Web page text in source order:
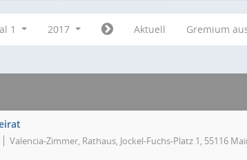
1 2017 Aktuell Gremium
Valencia-Zimmer, Rathaus, Jockel-Fuchs-Platz 1, 55116